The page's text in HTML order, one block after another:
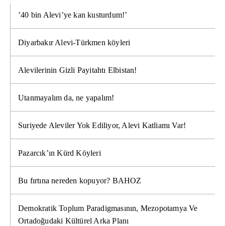
’40 bin Alevi’ye kan kusturdum!’
Diyarbakır Alevi-Türkmen köyleri
Alevilerinin Gizli Payitahtı Elbistan!
Utanmayalım da, ne yapalım!
Suriyede Aleviler Yok Ediliyor, Alevi Katliamı Var!
Pazarcık’ın Kürd Köyleri
Bu fırtına nereden kopuyor? BAHOZ
Demokratik Toplum Paradigmasının, Mezopotamya Ve
Ortadoğudaki Kültürel Arka Planı